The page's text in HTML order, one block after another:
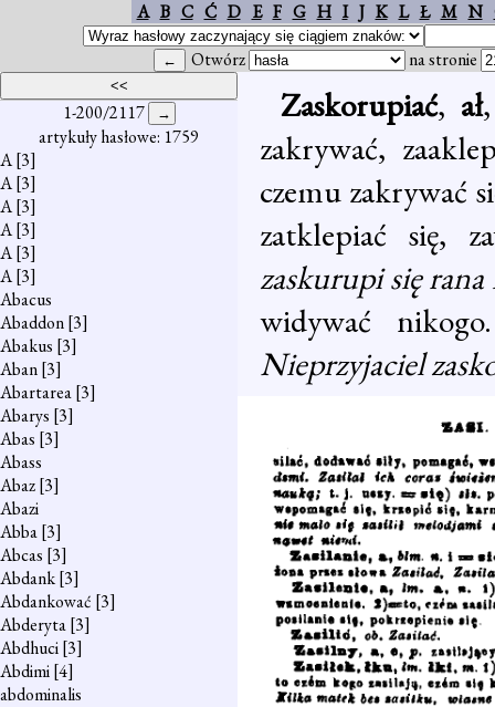
A B C Ć D E F G H I J K L Ł M N
Otwórz na stronie
1-200/2117
artykuły hasłowe: 1759
A[3]
A[3]
A[3]
A[3]
A[3]
A[3]
Abacus
Abaddon[3]
Abakus [3]
Aban[3]
Abartarea[3]
Abarys [3]
Abas [3]
Abass
Abaz[3]
Abazi
Abba[3]
Abcas [3]
Abdank[3]
Abdankować [3]
Abderyta[3]
Abdhuci[3]
Abdimi[4]
abdominalis
Zaskorupiać, ał,
zakrywać,
czemu zakrywać
zatklepiać się,
zaskurupi się
widywać
Nieprzyjaciel